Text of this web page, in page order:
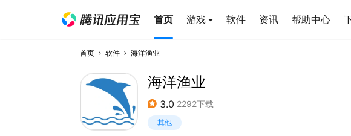
首页 游戏 软件 资讯 帮助中心
首页 软件 海洋渔业
海洋渔业
3.0 2292下载
其他